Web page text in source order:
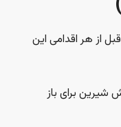
از هر اقدامی این
شیرین برای باز